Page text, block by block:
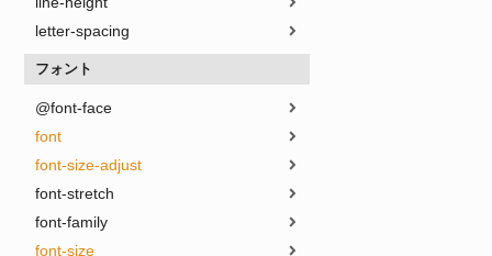
letter-spacing
フォント
@font-face
font
font-size-adjust
font-stretch
font-family
font-size